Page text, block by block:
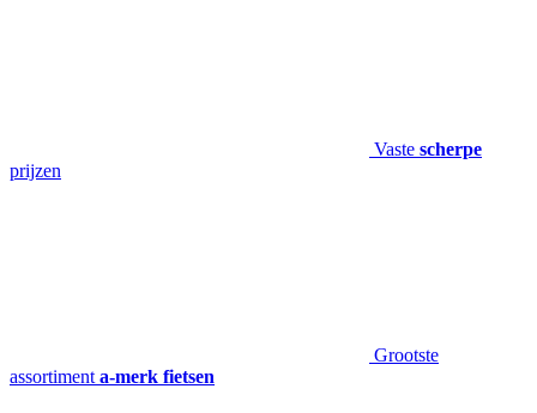
Vaste scherpe
prijzen
Grootste
assortiment a-merk fietsen